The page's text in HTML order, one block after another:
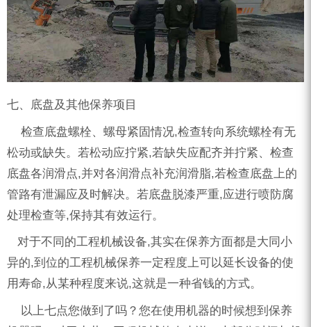
七、底盘及其他保养项目
检查底盘螺栓、螺母紧固情况,检查转向系统螺栓有无
松动或缺失。若松动应拧紧,若缺失应配齐并拧紧、检查
底盘各润滑点,并对各润滑点补充润滑脂,若检查底盘上的
管路有泄漏应及时解决。若底盘脱漆严重,应进行喷防腐
处理检查等,保持其有效运行。
对于不同的工程机械设备,其实在保养方面都是大同小
异的,到位的工程机械保养一定程度上可以延长设备的使
用寿命,从某种程度来说,这就是一种省钱的方式。
以上七点您做到了吗？您在使用机器的时候想到保养